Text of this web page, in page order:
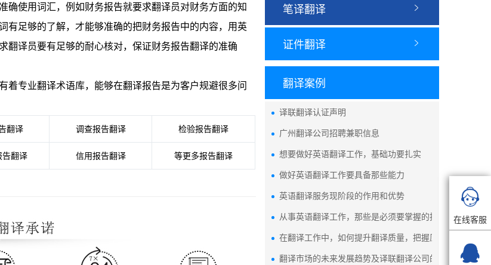
确使用词汇，例如财务报告就要求翻译员对财务方面的知
有足够的了解，才能够准确的把财务报告中的内容，用英
翻译员要有足够的耐心核对，保证财务报告翻译的准确
着专业翻译术语库，能够在翻译报告是为客户规避很多问
翻译 调查报告翻译 检验报告翻译
告翻译 信用报告翻译 等更多报告翻译
笔译翻译 
证件翻译 
翻译案例
译联翻译认证声明
广州翻译公司招聘兼职信息
想要做好英语翻译工作，基础功要扎实
做好英语翻译工作要具备那些能力
英语翻译服务现阶段的作用和优势
从事英语翻译工作，那些是必须要掌握的技能
在翻译工作中，如何提升翻译质量，把握原文内容与译语
翻译市场的未来发展趋势及译联翻译公司的应对策略

在线客服
